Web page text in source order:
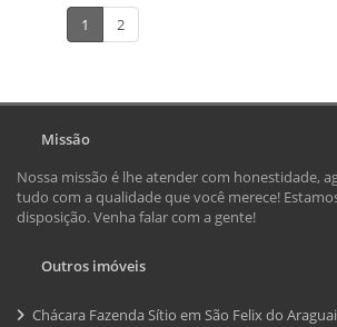
1 2
Missão
Nossa missão é lhe atender com honestidade,
tudo com a qualidade que você merece!
disposição. Venha falar com a gente!
Outros imóveis
Chácara Fazenda Sítio em São Felix do